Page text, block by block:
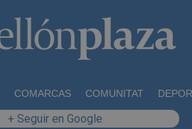
COMARCAS COMUNITAT
+ Seguir en Google